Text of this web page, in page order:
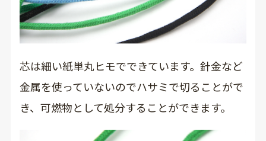
芯は細い紙単丸ヒモでできています。針金など
金属を使っていないのでハサミで切ることがで
き、可燃物として処分することができます。